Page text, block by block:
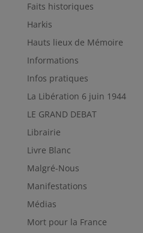
Faits historiques
Harkis
Hauts lieux de Mémoire
Informations
Infos pratiques
La Libération 6 juin 1944
LE GRAND DEBAT
Librairie
Livre Blanc
Malgré-Nous
Manifestations
Médias
Mort pour la France